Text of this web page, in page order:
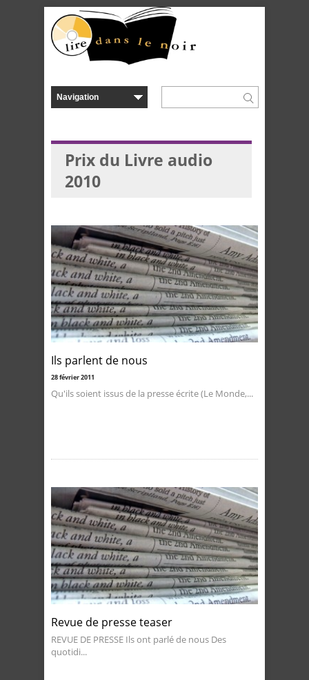
Prix du Livre audio
2010
Ils parlent de nous
28 février 2011
Qu'ils soient issus de la presse écrite (Le Monde,...
Revue de presse teaser
REVUE DE PRESSE Ils ont parlé de nous Des
quotidi...